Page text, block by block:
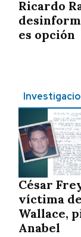
Ricardo
es opción
César
víctima
Wallace,
Anabel